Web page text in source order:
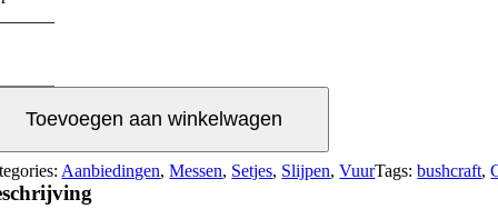
Toevoegen aan winkelwagen
Aanbiedingen,Messen, Setjes, Slijpen,VuurTags:bushcraft,